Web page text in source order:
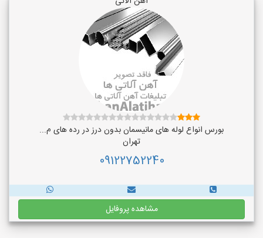
بورس انواع لوله های مانیسمان بدون درز در رده های م...
تهران
09122752240
مشاهده پروفایل